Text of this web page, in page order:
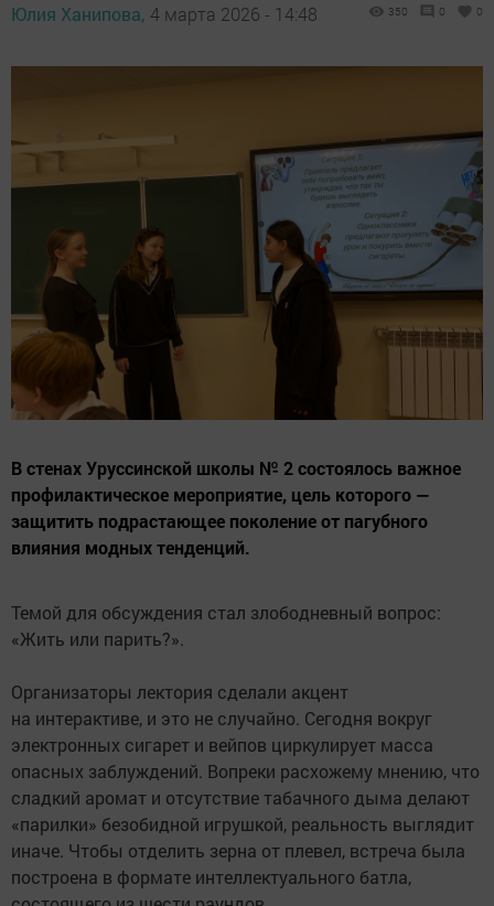
Юлия Ханипова, 4 марта 2026 - 14:48 350 0 0
В стенах Уруссинской школы № 2 состоялось важное
профилактическое мероприятие, цель которого —
защитить подрастающее поколение от пагубного
влияния модных тенденций.
Темой для обсуждения стал злободневный вопрос:
«Жить или парить?».
Организаторы лектория сделали акцент
на интерактиве, и это не случайно. Сегодня вокруг
электронных сигарет и вейпов циркулирует масса
опасных заблуждений. Вопреки расхожему мнению, что
сладкий аромат и отсутствие табачного дыма делают
«парилки» безобидной игрушкой, реальность выглядит
иначе. Чтобы отделить зерна от плевел, встреча была
построена в формате интеллектуального батла,